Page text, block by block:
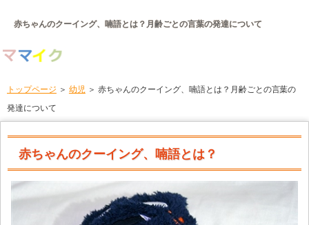
赤ちゃんのクーイング、喃語とは？月齢ごとの言葉の発達について
トップページ ＞ 幼児＞ 赤ちゃんのクーイング、喃語とは？月齢ごとの言葉の
発達について
赤ちゃんのクーイング、喃語とは？